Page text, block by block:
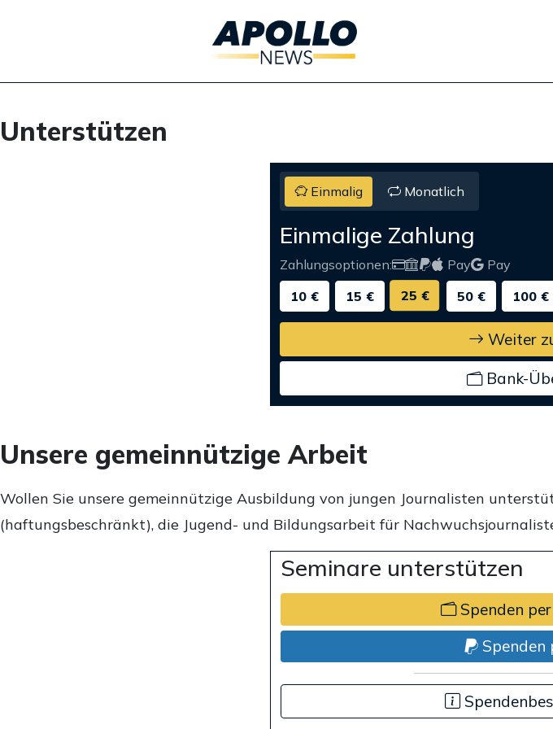
Unterstützen
Einmalig Monatlich
Einmalige Zahlung
Zahlungsoptionen: Pay
Pay
10 €
15 € 25 € 50 € 100 €
Weiter
Bank-
Unsere gemeinnützige Arbeit
Wollen Sie unsere gemeinnützige Ausbildung von jungen Journalisten
(haftungsbeschränkt), die Jugend- und Bildungsarbeit für
Seminare unterstützen
Spenden
Spenden